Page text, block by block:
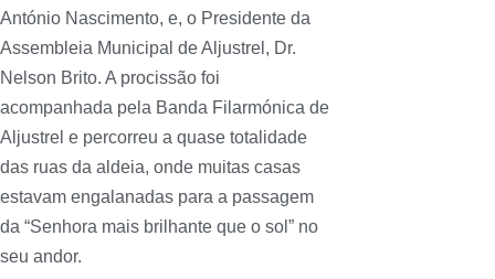
António Nascimento, e, o Presidente da
Assembleia Municipal de Aljustrel, Dr.
Nelson Brito. A procissão foi
acompanhada pela Banda Filarmónica de
Aljustrel e percorreu a quase totalidade
das ruas da aldeia, onde muitas casas
estavam engalanadas para a passagem
da “Senhora mais brilhante que o sol” no
seu andor.